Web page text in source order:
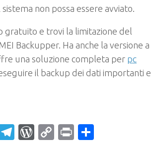
non possa essere avviato.
gratuito e trovi la limitazione del
Backupper. Ha anche la versione a
una soluzione completa per pc
il backup dei dati importanti e
YahooTelegram
WordPress
CopyPrint